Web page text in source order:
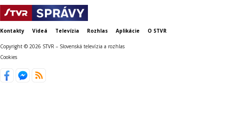
Kontakty Videá Televízia Rozhlas Aplikácie O STVR
Copyright © 2026 STVR – Slovenská televízia a rozhlas
Cookies